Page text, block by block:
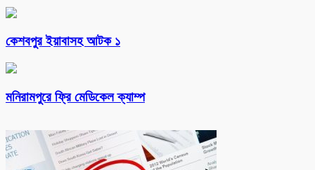
কেশবপুর ইয়াবাসহ আটক ১
মনিরামপুরে ফ্রি মেডিকেল ক্যাম্প